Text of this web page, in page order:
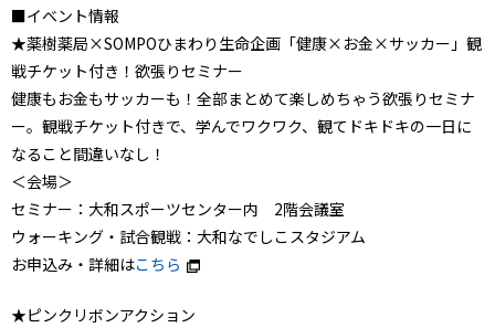
■イベント情報
★薬樹薬局×SOMPOひまわり生命企画「健康×お金×サッカー」観
戦チケット付き！欲張りセミナー
健康もお金もサッカーも！全部まとめて楽しめちゃう欲張りセミナ
ー。観戦チケット付きで、学んでワクワク、観てドキドキの一日に
なること間違いなし！
＜会場＞
セミナー：大和スポーツセンター内 2階会議室
ウォーキング・試合観戦：大和なでしこスタジアム
お申込み・詳細はこちら
★ピンクリボンアクション